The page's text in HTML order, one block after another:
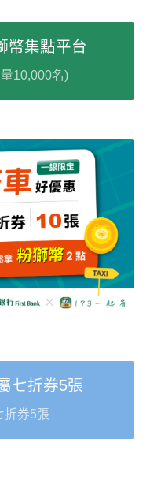
幣集點平台
10,000名)
七折券5張
折券5張